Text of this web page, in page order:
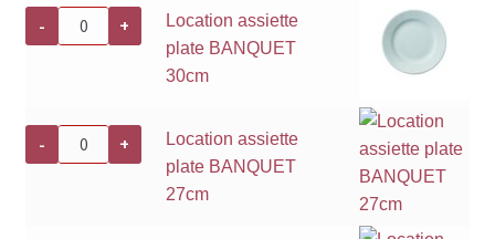
-
quantité
Location
+
Location assiette
plate BANQUET
30cm
-
quantité
Location
+
Location assiette
plate BANQUET
27cm